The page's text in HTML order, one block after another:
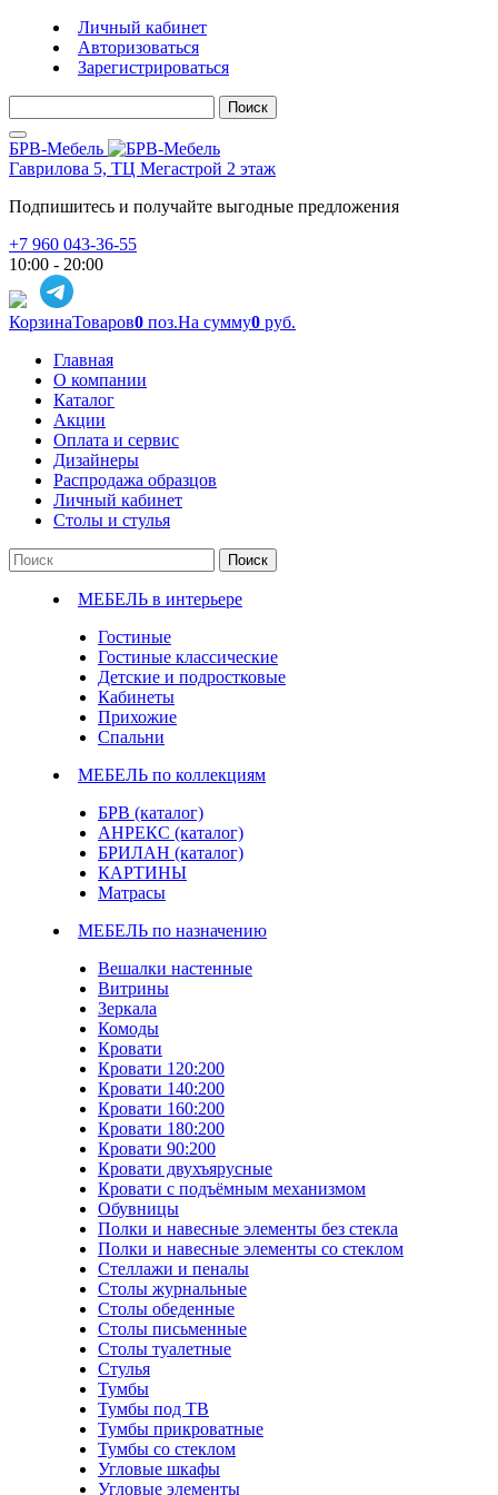
Личный кабинет
Авторизоваться
Зарегистрироваться
Поиск
БРВ-Мебель
Гаврилова 5, ТЦ Мегастрой 2 этаж
Подпишитесь и получайте выгодные предложения
+7 960 043-36-55
10:00 - 20:00
КорзинаТоваров0 поз.На сумму0 руб.
Главная
О компании
Каталог
Акции
Оплата и сервис
Дизайнеры
Распродажа образцов
Личный кабинет
Столы и стулья
Поиск
МЕБЕЛЬ в интерьере
Гостиные
Гостиные классические
Детские и подростковые
Кабинеты
Прихожие
Спальни
МЕБЕЛЬ по коллекциям
БРВ (каталог)
АНРЕКС (каталог)
БРИЛАН (каталог)
КАРТИНЫ
Матрасы
МЕБЕЛЬ по назначению
Вешалки настенные
Витрины
Зеркала
Комоды
Кровати
Кровати 120:200
Кровати 140:200
Кровати 160:200
Кровати 180:200
Кровати 90:200
Кровати двухъярусные
Кровати с подъёмным механизмом
Обувницы
Полки и навесные элементы без стекла
Полки и навесные элементы со стеклом
Стеллажи и пеналы
Столы журнальные
Столы обеденные
Столы письменные
Столы туалетные
Стулья
Тумбы
Тумбы под ТВ
Тумбы прикроватные
Тумбы со стеклом
Угловые шкафы
Угловые элементы